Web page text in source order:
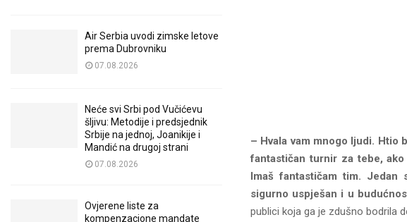
– Hvala vam mnogo ljudi. Htio
fantastičan turnir za tebe,
Imaš fantastičam tim.
sigurno uspješan i u
publici koja ga je zdušno bodrila
Air Serbia uvodi zimske letove
prema Dubrovniku
07.08.2026
Neće svi Srbi pod Vučićevu
šljivu: Metodije i predsjednik
Srbije na jednoj, Joanikije i
Mandić na drugoj strani
07.08.2026
Ovjerene liste za
kompenzacione mandate